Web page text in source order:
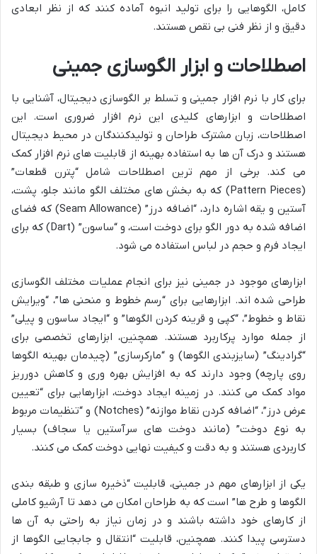
کامل، الگوهایی را برای تولید انبوه آماده کنند که از نظر ابعادی
دقیق و از نظر فنی بی نقص هستند.
اصطلاحات و ابزار الگوسازی جمینی
برای کار با نرم افزار جمینی و تسلط بر الگوسازی دیجیتال، آشنایی با
اصطلاحات و ابزارهای کلیدی این نرم افزار ضروری است. این
اصطلاحات، زبان مشترک طراحان و تولیدکنندگان در محیط دیجیتال
هستند و درک آن ها به استفاده بهینه از قابلیت های نرم افزار کمک
می کند. برخی از مهم ترین اصطلاحات شامل “پترن قطعات”
(Pattern Pieces) که به بخش های مختلف الگو مانند جلو، پشت،
آستین و یقه اشاره دارد، “اضافه درز” (Seam Allowance) که فضای
اضافه شده به دور الگو برای دوخت است، و “ساسون” (Dart) که برای
ایجاد فرم و حجم در لباس استفاده می شود.
ابزارهای موجود در جمینی نیز برای انجام عملیات مختلف الگوسازی
طراحی شده اند. ابزارهایی برای “رسم خطوط و منحنی ها”، “ویرایش
نقاط و خطوط”، “کپی و قرینه کردن الگوها” و “ایجاد ساسون و پیلی”
از جمله موارد پرکاربرد هستند. همچنین، ابزارهای تخصصی برای
“گرادینگ” (سایزبندی الگوها) و “مارکرسازی” (چیدمان بهینه الگوها
روی پارچه) وجود دارند که به افزایش بهره وری و کاهش دورریز
مواد کمک می کنند. در زمینه ایجاد دوخت، ابزارهایی برای “تعیین
عرض درز”، “اضافه کردن نقاط موازنه” (Notches) و “تنظیمات مربوط
به نوع دوخت” (مانند دوخت های سرآستین یا سجاف) بسیار
کاربردی هستند و به دقت و کیفیت نهایی دوخت کمک می کنند.
یکی از ابزارهای مهم در جمینی، قابلیت “ذخیره سازی و طبقه بندی
الگوها و طرح ها” است که به طراحان امکان می دهد تا آرشیو کاملی
از کارهای خود داشته باشند و در زمان نیاز به راحتی به آن ها
دسترسی پیدا کنند. همچنین، قابلیت “انتقال و جابجایی الگوها از